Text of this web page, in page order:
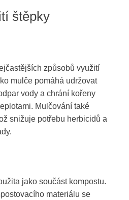
štěpky
způsobů využití
mulče pomáhá udržovat
vody a chrání kořeny
Mulčování také
snižuje potřebu herbicidů a
jako součást kompostu.
materiálu se